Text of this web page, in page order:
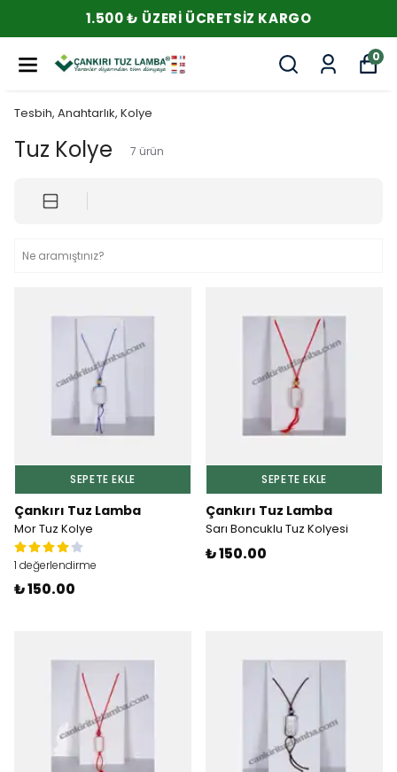
1.500 ₺ ÜZERI ÜCRETSIZ KARGO
0
Tesbih, Anahtarlık, Kolye
Tuz Kolye 7 ürün
SEPETE EKLE
Çankırı Tuz Lamba
Mor Tuz Kolye
1 değerlendirme
₺ 150.00
SEPETE EKLE
Çankırı Tuz Lamba
Sarı Boncuklu Tuz Kolyesi
₺ 150.00